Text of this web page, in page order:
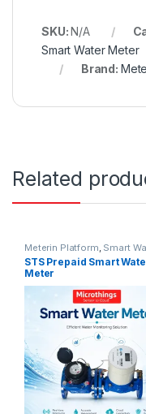
SKU:N/A
Smart Water Meter
Brand:
Related
Meterin Platform Smart
Meter
STS Prepaid Smart
Meter